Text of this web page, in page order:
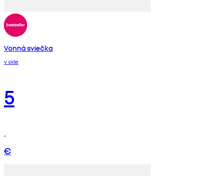
Vonná sviečka
v skle
5
€